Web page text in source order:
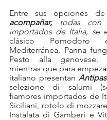
Entre sus opciones de
acompañar,
todas con
importados de Italia, se
clásico Pomodoro
Mediterránea, Panna
Pesto alla genovese,
mientras que para
italiano presentan
selezione di salumi
fiambres importados de
Siciliani, rotolo di
Instalata di Gamberi e